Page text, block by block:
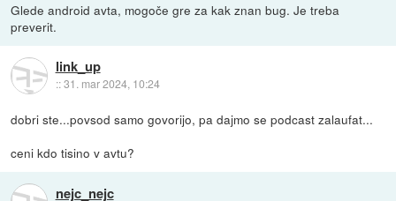
Glede android avta, mogoče gre za kak znan bug. Je treba
preverit.
link_up
::31. mar 2024, 10:24
dobri ste...povsod samo govorijo, pa dajmo se podcast zalaufat...
ceni kdo tisino v avtu?
nejc_nejc